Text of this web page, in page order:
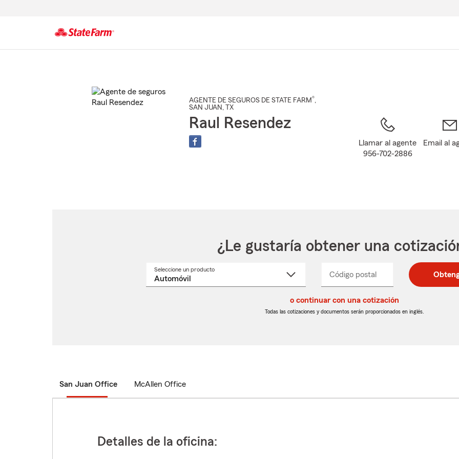
AGENTE DE SEGUROS DE STATE FARM®,
SAN JUAN , TX
Raul Resendez
Llamar al agente
956-702-2886
Email al
¿Le gustaría obtener una
Seleccione un productoSeleccione
Código postal
postal
de
postal
de
_____
o continuar con una cotización
Todas las cotizaciones y documentos serán proporcionados en inglés.
San Juan Office McAllen Office
Detalles de la oficina: